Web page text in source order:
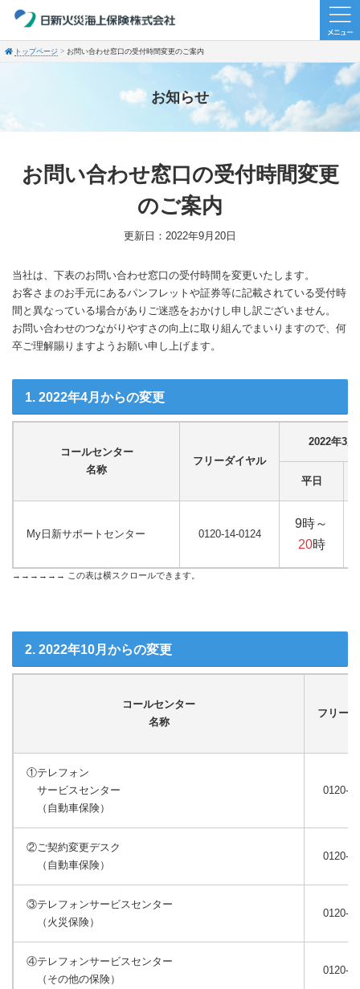
トップページ お問い合わせ窓口の受付時間変更のご案内
お知らせ
お問い合わせ窓口の受付時間変更
のご案内
更新日：2022年9月20日
当社は、下表のお問い合わせ窓口の受付時間を変更いたします。
お客さまのお手元にあるパンフレットや証券等に記載されている受付時
間と異なっている場合がありご迷惑をおかけし申し訳ございません。
お問い合わせのつながりやすさの向上に取り組んでまいりますので、何
卒ご理解賜りますようお願い申し上げます。
1. 2022年4月からの変更
コールセンター
名称
フリーダイヤル
2022年3月
平日
My日新サポートセンター 0120-14-0124
9時～
20時
2. 2022年10月からの変更
コールセンター
名称
フリー
①テレフォン
サービスセンター
（自動車保険）
0120-
②ご契約変更デスク
（自動車保険）
0120-
③テレフォンサービスセンター
（火災保険）
0120-
④テレフォンサービスセンター
（その他の保険）
0120-